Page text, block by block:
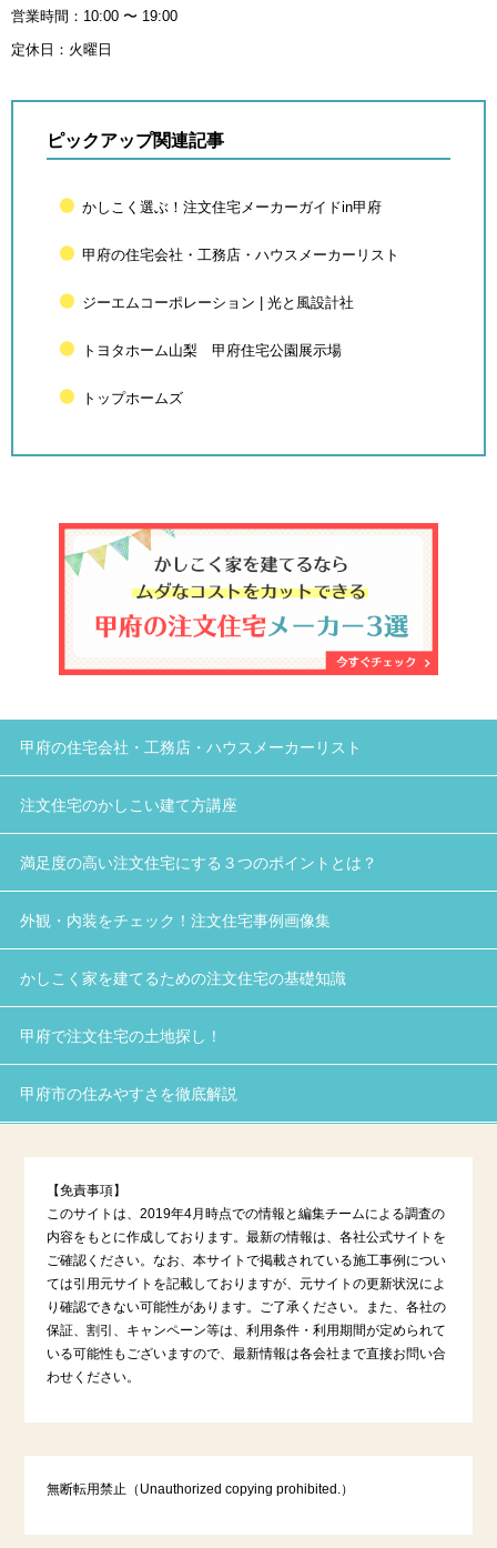
営業時間：10:00 〜 19:00
定休日：火曜日
ピックアップ関連記事
かしこく選ぶ！注文住宅メーカーガイドin甲府
甲府の住宅会社・工務店・ハウスメーカーリスト
ジーエムコーポレーション | 光と風設計社
トヨタホーム山梨 甲府住宅公園展示場
トップホームズ
甲府の住宅会社・工務店・ハウスメーカーリスト
注文住宅のかしこい建て方講座
満足度の高い注文住宅にする３つのポイントとは？
外観・内装をチェック！注文住宅事例画像集
かしこく家を建てるための注文住宅の基礎知識
甲府で注文住宅の土地探し！
甲府市の住みやすさを徹底解説
【免責事項】
このサイトは、2019年4月時点での情報と編集チームによる調査の
内容をもとに作成しております。最新の情報は、各社公式サイトを
ご確認ください。なお、本サイトで掲載されている施工事例につい
ては引用元サイトを記載しておりますが、元サイトの更新状況によ
り確認できない可能性があります。ご了承ください。また、各社の
保証、割引、キャンペーン等は、利用条件・利用期間が定められて
いる可能性もございますので、最新情報は各会社まで直接お問い合
わせください。
無断転用禁止（Unauthorized copying prohibited.）